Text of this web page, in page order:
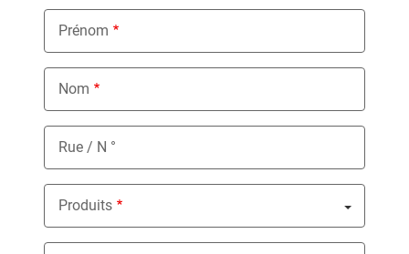
Prénom
Nom
Rue / N °
Produits
Nothing selected